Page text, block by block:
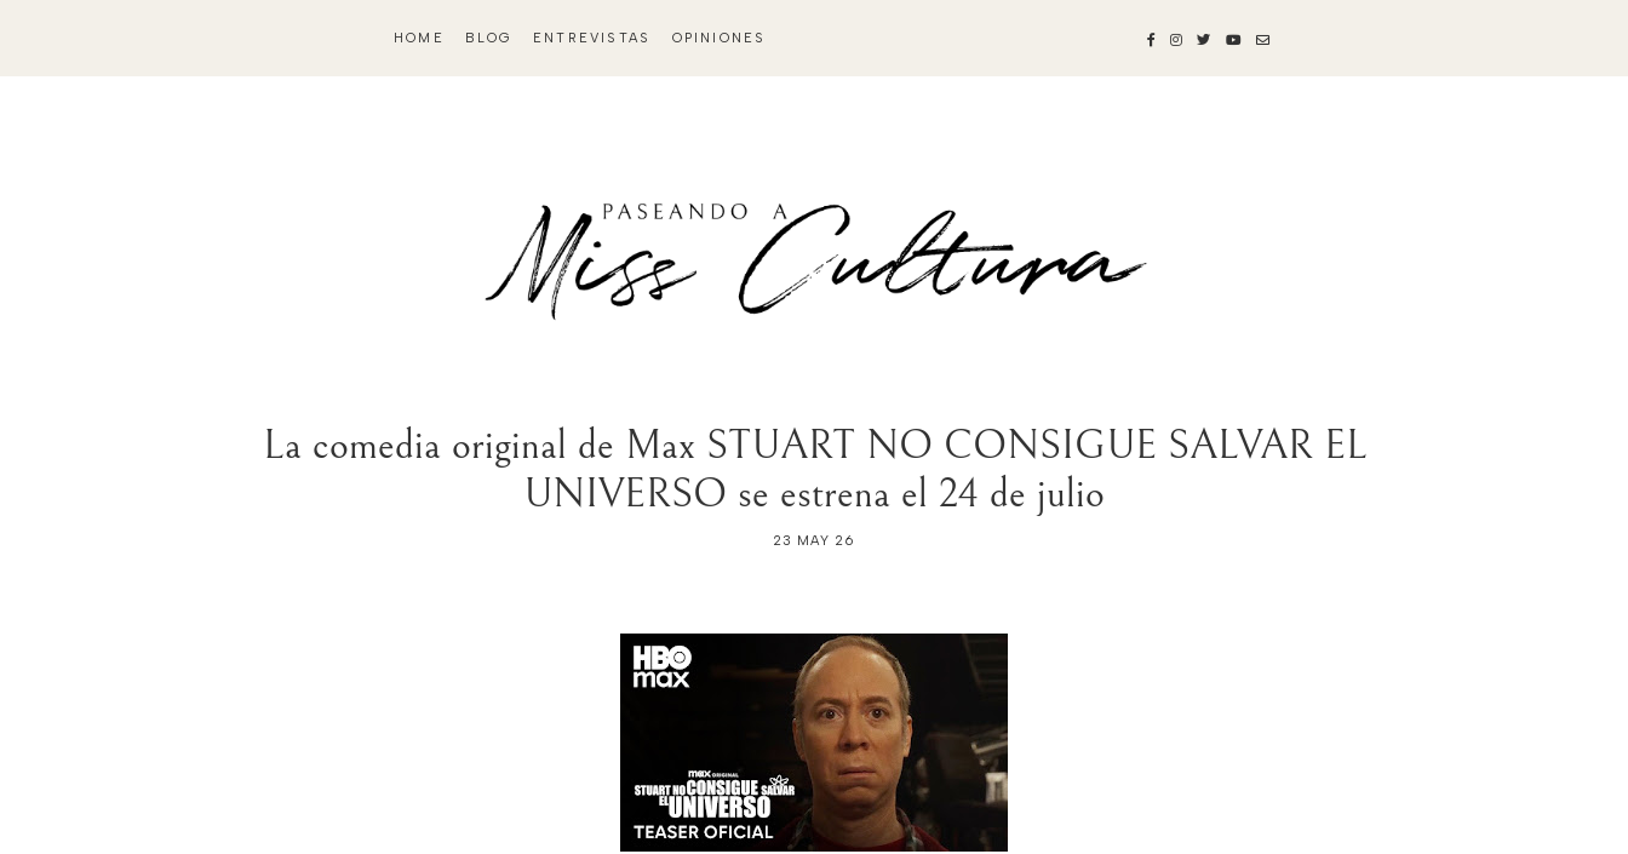
HOME BLOG ENTREVISTAS OPINIONES
La comedia original de Max STUART NO CONSIGUE SALVAR EL
UNIVERSO se estrena el 24 de julio
23 MAY 26